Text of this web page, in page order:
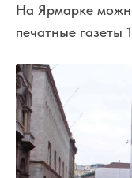
На Ярмарке
печатные газеты